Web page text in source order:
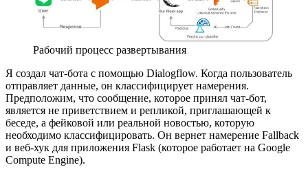
Рабочий процесс развертывания
Я создал чат-бота с помощью Dialogflow. Когда пользователь
отправляет данные, он классифицирует намерения.
Предположим, что сообщение, которое принял чат-бот,
является не приветствием и репликой, приглашающей к
беседе, а фейковой или реальной новостью, которую
необходимо классифицировать. Он вернет намерение Fallback
и веб-хук для приложения Flask (которое работает на Google
Compute Engine).